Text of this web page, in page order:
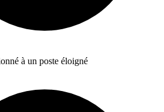
à un poste éloigné